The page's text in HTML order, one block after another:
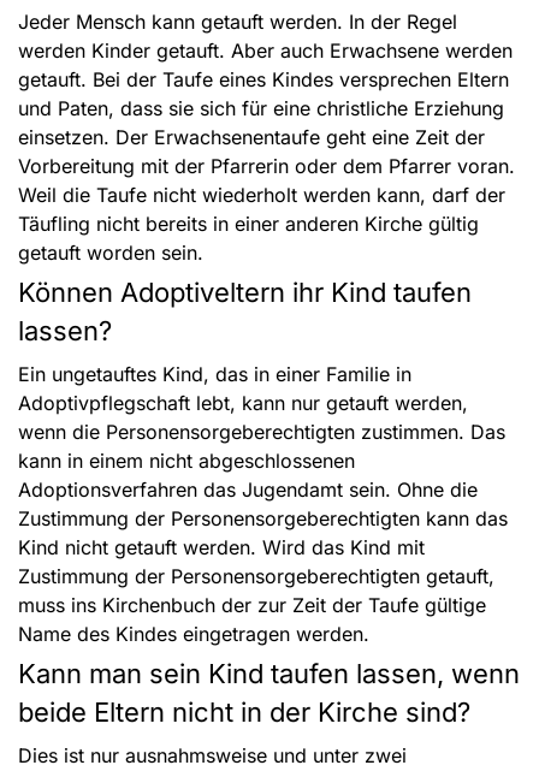
Jeder Mensch kann getauft werden. In der Regel
werden Kinder getauft. Aber auch Erwachsene werden
getauft. Bei der Taufe eines Kindes versprechen Eltern
und Paten, dass sie sich für eine christliche Erziehung
einsetzen. Der Erwachsenentaufe geht eine Zeit der
Vorbereitung mit der Pfarrerin oder dem Pfarrer voran.
Weil die Taufe nicht wiederholt werden kann, darf der
Täufling nicht bereits in einer anderen Kirche gültig
getauft worden sein.
Können Adoptiveltern ihr Kind taufen
lassen?
Ein ungetauftes Kind, das in einer Familie in
Adoptivpflegschaft lebt, kann nur getauft werden,
wenn die Personensorgeberechtigten zustimmen. Das
kann in einem nicht abgeschlossenen
Adoptionsverfahren das Jugendamt sein. Ohne die
Zustimmung der Personensorgeberechtigten kann das
Kind nicht getauft werden. Wird das Kind mit
Zustimmung der Personensorgeberechtigten getauft,
muss ins Kirchenbuch der zur Zeit der Taufe gültige
Name des Kindes eingetragen werden.
Kann man sein Kind taufen lassen, wenn
beide Eltern nicht in der Kirche sind?
Dies ist nur ausnahmsweise und unter zwei